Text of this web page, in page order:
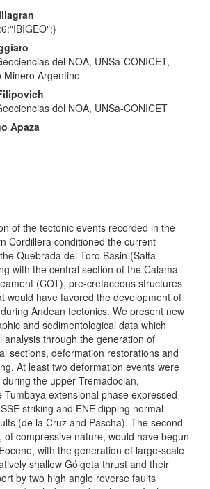
del NOA, UNSa-CONICET,
Minero Argentino
del NOA, UNSa-CONICET
Apaza
of the tectonic events recorded in the
Cordillera conditioned the current
Quebrada del Toro Basin (Salta
with the central section of the Calama-
(COT), pre-cretaceous structures
would have favored the development of
Andean tectonics. We present new
and sedimentological data which
analysis through the generation of
sections, deformation restorations and
At least two deformation events were
the upper Tremadocian,
extensional phase expressed
striking and ENE dipping normal
(de la Cruz and Pascha). The second
of compressive nature, would have begun
with the generation of large-scale
shallow Gólgota thrust and their
by two high angle reverse faults